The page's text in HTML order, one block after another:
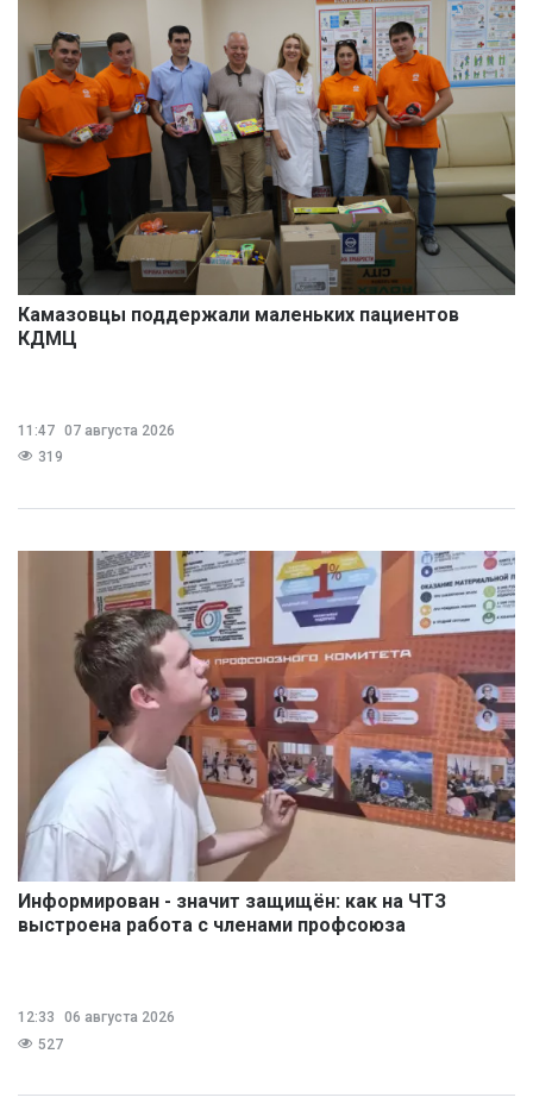
Камазовцы поддержали маленьких пациентов
КДМЦ
11:47 07 августа 2026
319
Информирован - значит защищён: как на ЧТЗ
выстроена работа с членами профсоюза
12:33
06 августа 2026
527